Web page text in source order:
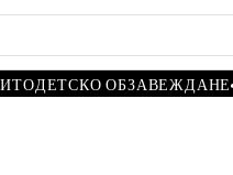
ДЕТСКО ОБЗАВЕЖДАНЕ